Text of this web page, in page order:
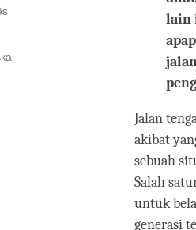
lain
Jalan
akibat
sebuah
Salah
untuk
generasi